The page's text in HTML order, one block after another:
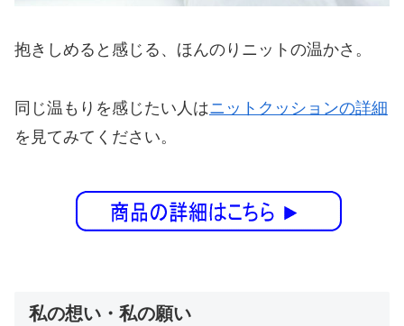
抱きしめると感じる、ほんのりニットの温かさ。
同じ温もりを感じたい人はニットクッションの詳細
を見てみてください。
私の想い・私の願い